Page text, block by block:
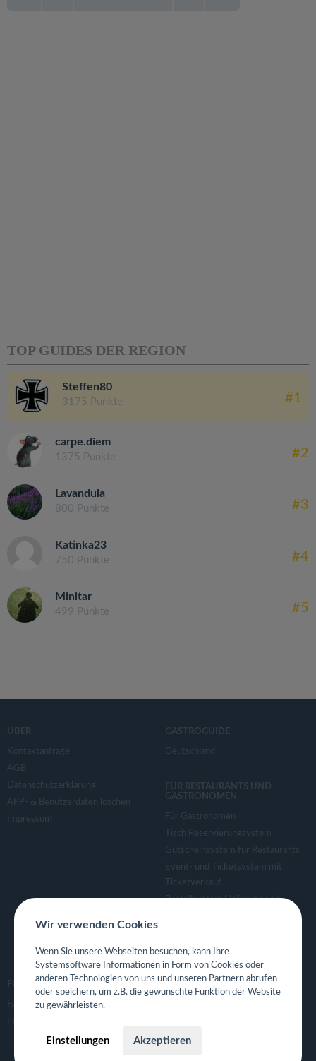
TOP GUIDES DER REGION
Steffen80
3175 Punkte #1
carpe.diem
1375 Punkte #2
Lavandula
800 Punkte #3
Katinka23
750 Punkte #4
Minitar
499 Punkte #5
ÜBER
Kontaktanfrage
AGB
Datenschutzerklärung
APP- & Benutzerdaten löschen
Impressum
GASTROGUIDE
Deutschland
FÜR RESTAURANTS UND
GASTRONOMEN
Für Gastronomen
Tisch Reservierungsystem
Gutscheinsystem für Restaurants
Event- und Ticketsystem mit
Ticketverkauf
Bestellsystem Lieferung und
Eigene App für Restaurant
FOLGE UNS
Facebook
Instagram
Wir verwenden Cookies
Wenn Sie unsere Webseiten besuchen, kann Ihre
Systemsoftware Informationen in Form von Cookies oder
anderen Technologien von uns und unseren Partnern abrufen
oder speichern, um z.B. die gewünschte Funktion der Website
zu gewährleisten.
Einstellungen Akzeptieren